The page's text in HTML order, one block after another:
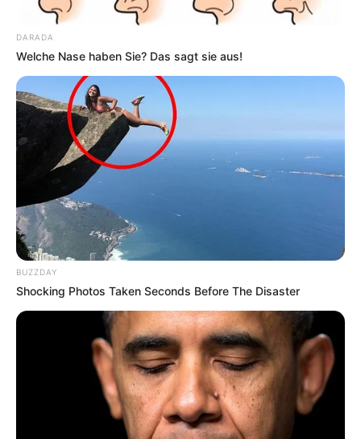
Rheinböllen. Informationen unter
www.hochwildsch
utzpark.de
Freizeitbad Rheinböllen - Fünf Schwimmbecken,
ein Erlebnisbecken und ein Außenschwimmbecken
mit Wasserkanone, Luftsprudler und Felsenpool
sowie die Magic-Tube-Rutsche sorgen bei Jung und
Alt für Spaß und Abwechslung. Zur Entspannung
gibt es außerdem eine eigenständige
Saunalandschaft. Informationen unterwww.freizeitb
ad-rheinboellen.de
Schloss Vollrads bei Oestrich-Winkel - Bereits seit
dem frühen Mittelalter ist der Weinbau rund um die
ehemalige Wasserburg dokumentiert. Deshalb wird
Deutschland bezeichnet. Es erhielt 1684 sein
heutiges Aussehen, besitzt aber auch noch einen
separat stehenden Turm aus dem 14. Jahrhundert,
der auf römischen Fundamenten errichtet wurde.
Informationen unterwww.schloss-vollrads.de .
Hallgarter Zange - Die Hallgarter Zange ist ein Berg
im zum Naturpark Rhein-Taunus gehörenden
DARADA
Welche Nase haben Sie? Das sagt sie aus!
BUZZDAY
Shocking Photos Taken Seconds Before The Disaster